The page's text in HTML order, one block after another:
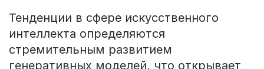
Тенденции в сфере искусственного
интеллекта определяются
стремительным развитием
генеративных моделей, что открывает